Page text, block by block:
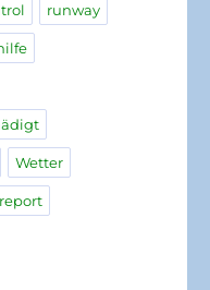
runway
Wetter